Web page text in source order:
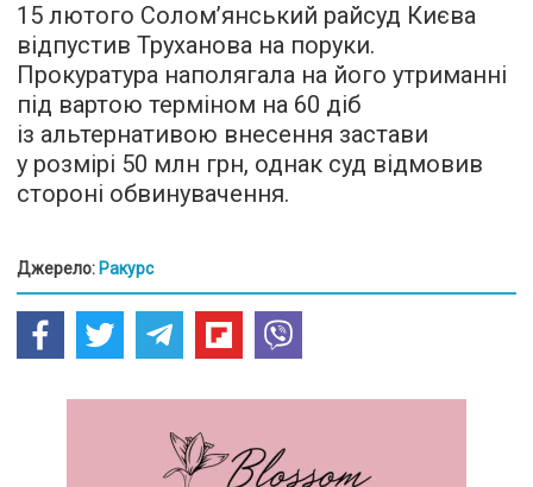
15 лютого Солом’янський райсуд Києва
відпустив Труханова на поруки.
Прокуратура наполягала на його утриманні
під вартою терміном на 60 діб
із альтернативою внесення застави
у розмірі 50 млн грн, однак суд відмовив
стороні обвинувачення.
Джерело: Ракурс